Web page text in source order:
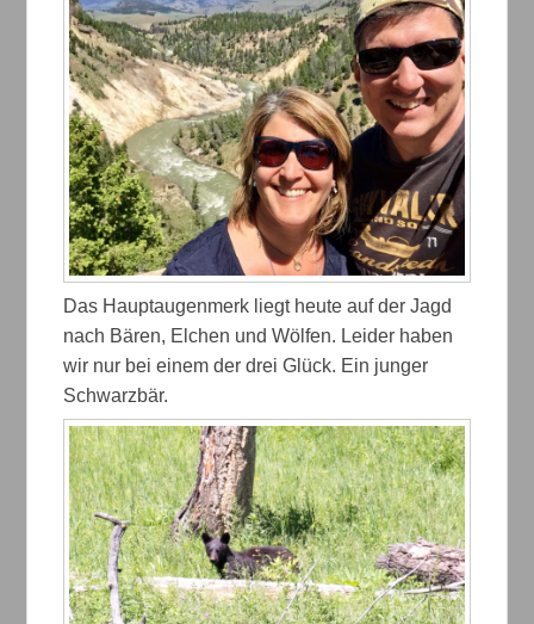
Das Hauptaugenmerk liegt heute auf der Jagd
nach Bären, Elchen und Wölfen. Leider haben
wir nur bei einem der drei Glück. Ein junger
Schwarzbär.